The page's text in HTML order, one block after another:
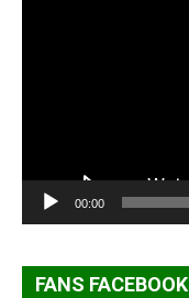
00:00
FANS FACEBOOK